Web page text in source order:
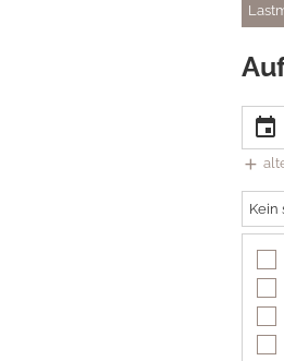
event
add
Kein